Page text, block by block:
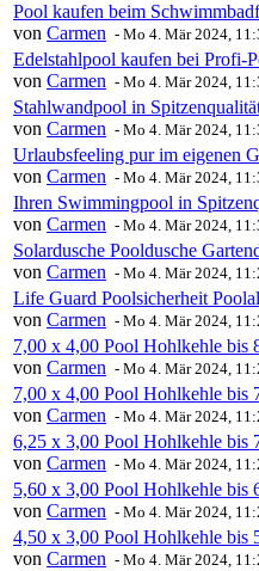
Pool kaufen beim
von Carmen - Mo 4. Mär 2024,
Edelstahlpool kaufen bei Profi-
von Carmen - Mo 4. Mär 2024,
Stahlwandpool in
von Carmen - Mo 4. Mär 2024,
Urlaubsfeeling pur im eigenen
von Carmen - Mo 4. Mär 2024,
Ihren Swimmingpool in
von Carmen - Mo 4. Mär 2024,
Solardusche Pooldusche
von Carmen - Mo 4. Mär 2024,
Life Guard Poolsicherheit
von Carmen - Mo 4. Mär 2024,
7,00 x 4,00 Pool Hohlkehle bis
von Carmen - Mo 4. Mär 2024,
7,00 x 4,00 Pool Hohlkehle bis
von Carmen - Mo 4. Mär 2024,
6,25 x 3,00 Pool Hohlkehle bis
von Carmen - Mo 4. Mär 2024,
5,60 x 3,00 Pool Hohlkehle bis
von Carmen - Mo 4. Mär 2024,
4,50 x 3,00 Pool Hohlkehle bis
von Carmen - Mo 4. Mär 2024,